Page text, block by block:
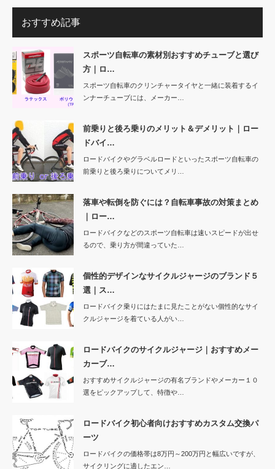
おすすめ記事
スポーツ自転車の素材別おすすめチューブと選び
方｜ロ…
スポーツ自転車のクリンチャータイヤと一緒に装着するイ
ンナーチューブには、メーカー…
前乗りと後ろ乗りのメリット＆デメリット｜ロー
ドバイ…
ロードバイクやグラベルロードといったスポーツ自転車の
前乗りと後ろ乗りについてメリ…
落車や転倒を防ぐには？自転車事故の対策まとめ
｜ロー…
ロードバイクなどのスポーツ自転車は速いスピードが出せ
るので、乗り方が間違っていた…
個性的デザインなサイクルジャージのブランド５
選｜ス…
ロードバイク乗りにはたまに見たことがない個性的なサイ
クルジャージを着ている人がい…
ロードバイクのサイクルジャージ｜おすすめメー
カーブ…
おすすめサイクルジャージの有名ブランドやメーカー１０
選をピックアップして、特徴や…
ロードバイク初心者向けおすすめカスタム交換パ
ーツ
ロードバイクの価格帯は8万円～200万円と幅広いですが、
サイクリングに適したエン…